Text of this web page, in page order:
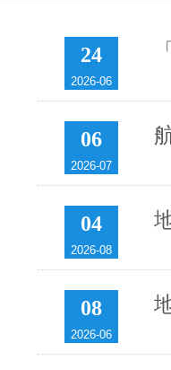
24
2026-06
06
2026-07
04
2026-08
08
2026-06